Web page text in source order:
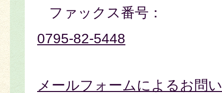
ファックス番号：
0795-82-5448
メールフォームによるお問